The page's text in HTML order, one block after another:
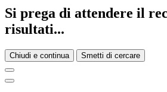
Si prega di attendere il
risultati...
Chiudi e continua Smetti di cercare